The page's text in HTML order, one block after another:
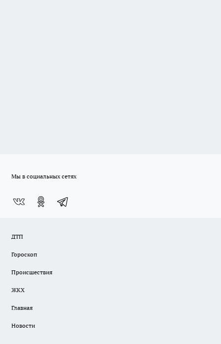
Мы в социальных сетях
ДТП
Гороскоп
Происшествия
ЖКХ
Главная
Новости